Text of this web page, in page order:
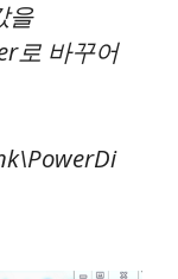
을
로 바꾸어